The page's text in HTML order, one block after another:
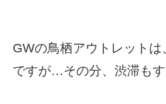
GWの鳥栖アウトレット
ですが…その分、渋滞もす